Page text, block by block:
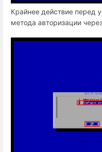
Крайнее действие перед
метода авторизации